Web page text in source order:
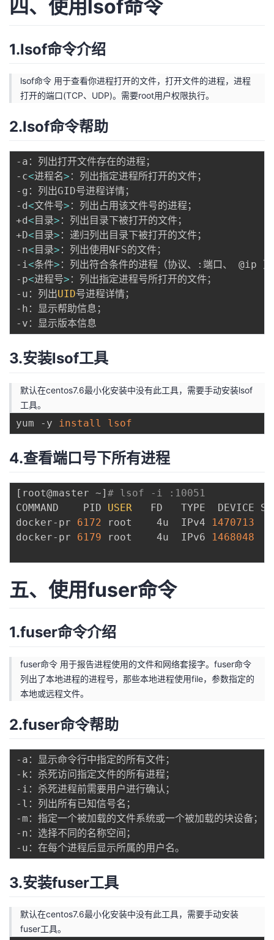
四、使用lsof命令
1.lsof命令介绍
lsof命令 用于查看你进程打开的文件，打开文件的进程，进程
打开的端口(TCP、UDP)。需要root用户权限执行。
2.lsof命令帮助
-a：列出打开文件存在的进程；
-c<进程名> ：列出指定进程所打开的文件；
-g：列出GID号进程详情；
-d<文件号> ：列出占用该文件号的进程；
+d< 目录> ：列出目录下被打开的文件；
+D< 目录> ：递归列出目录下被打开的文件；
-n< 目录> ：列出使用NFS的文件；
-i<条件> ：列出符合条件的进程（协议、:端口、 @ip ）
-p<进程号> ：列出指定进程号所打开的文件；
-u：列出UID号进程详情；
-h：显示帮助信息；
3.安装lsof工具
默认在centos7.6最小化安装中没有此工具，需要手动安装lsof
工具。
yum -y install lsof
4.查看端口号下所有进程
[ root@master ~] # lsof -i :10051
COMMAND    PID USER
FD   TYPE  DEVICE
docker-pr 6172 root    4u  IPv4 1470713
docker-pr 6179 root    4u  IPv6 1468048
五、使用fuser命令
1.fuser命令介绍
fuser命令 用于报告进程使用的文件和网络套接字。fuser命令
列出了本地进程的进程号，那些本地进程使用file，参数指定的
本地或远程文件。
2.fuser命令帮助
-a：显示命令行中指定的所有文件；
-k：杀死访问指定文件的所有进程；
-i：杀死进程前需要用户进行确认；
-l：列出所有已知信号名；
-m：指定一个被加载的文件系统或一个被加载的块设备；
-n：选择不同的名称空间；
3.安装fuser工具
默认在centos7.6最小化安装中没有此工具，需要手动安装
fuser工具。